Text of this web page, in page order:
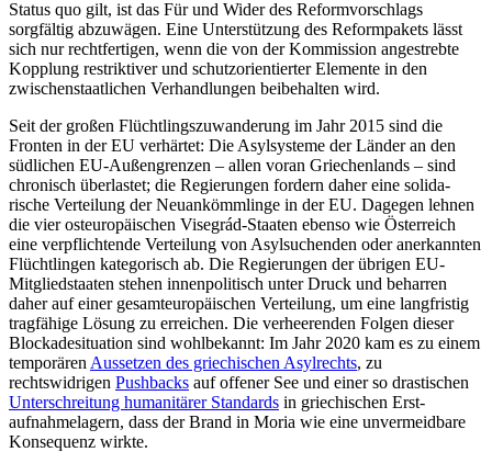
Status quo gilt, ist das Für und Wider des Reformvorschlags
sorgfältig abzuwägen. Eine Unterstützung des Reform­pakets lässt
sich nur rechtfertigen, wenn die von der Kommission angestrebte
Kopp­lung restriktiver und schutzorientierter Elemente in den
zwischenstaatlichen Ver­handlungen beibehalten wird.
Seit der großen Flüchtlingszuwanderung im Jahr 2015 sind die
Fronten in der EU ver­härtet: Die Asylsysteme der Länder an den
südlichen EU-Außengrenzen – allen voran Griechenlands – sind
chronisch überlastet; die Regierungen fordern daher eine solida­
rische Verteilung der Neuankömmlinge in der EU. Dagegen lehnen
die vier osteuro­päischen Visegrád-Staaten ebenso wie Öster­reich
eine verpflichtende Verteilung von Asylsuchenden oder anerkannten
Flücht­lingen kategorisch ab. Die Regierungen der übrigen EU-
Mitgliedstaaten stehen innen­politisch unter Druck und beharren
daher auf einer gesamteuropäischen Verteilung, um eine langfristig
tragfähige Lösung zu erreichen. Die verheerenden Folgen dieser
Blockadesituation sind wohlbekannt: Im Jahr 2020 kam es zu einem
temporären Aussetzen des griechischen Asylrechts, zu
rechtswidrigen Pushbacks auf offener See und einer so drastischen
Unterschreitung humanitärer Standards in griechischen Erst­
aufnahmelagern, dass der Brand in Moria wie eine unvermeidbare
Konsequenz wirkte.